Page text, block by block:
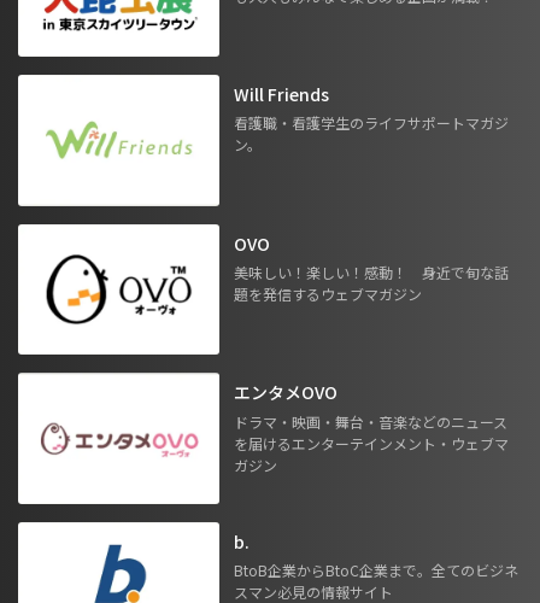
Will Friends
看護職・看護学生のライフサポートマガジ
ン。
OVO
美味しい！楽しい！感動！ 身近で旬な話
題を発信するウェブマガジン
エンタメOVO
ドラマ・映画・舞台・音楽などのニュース
を届けるエンターテインメント・ウェブマ
ガジン
b.
BtoB企業からBtoC企業まで。全てのビジネ
スマン必見の情報サイト